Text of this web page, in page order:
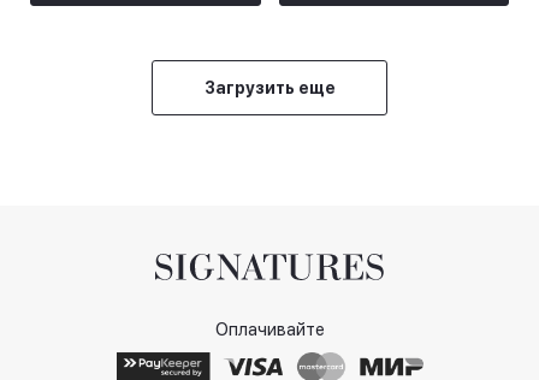
Загрузить еще
Оплачивайте